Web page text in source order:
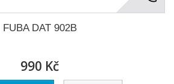
FUBA DAT 902B
990 Kč